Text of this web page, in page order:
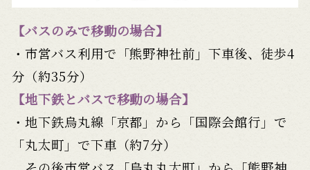
【バスのみで移動の場合】
・市営バス利用で「熊野神社前」下車後、徒歩4
分（約35分）
【地下鉄とバスで移動の場合】
・地下鉄烏丸線「京都」から「国際会館行」で
「丸太町」で下車（約7分）